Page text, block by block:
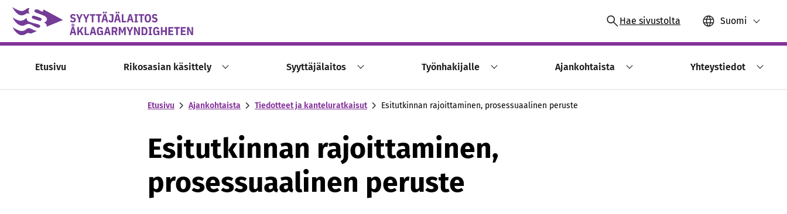
Skip to content -saavutettavuusohje
Hae sivustolta Suomi
Etusivu Rikosasian käsittely Syyttäjälaitos Työnhakijalle Ajankohtaista Yhteystiedot
Etusivu Ajankohtaista Tiedotteet ja kanteluratkaisut Esitutkinnan rajoittaminen, prosessuaalinen peruste
Esitutkinnan rajoittaminen,
prosessuaalinen peruste